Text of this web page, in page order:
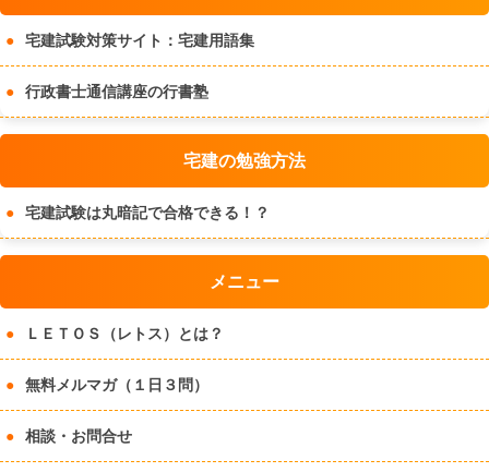
宅建試験対策サイト：宅建用語集
行政書士通信講座の行書塾
宅建の勉強方法
宅建試験は丸暗記で合格できる！？
メニュー
ＬＥＴＯＳ（レトス）とは？
無料メルマガ（１日３問）
相談・お問合せ